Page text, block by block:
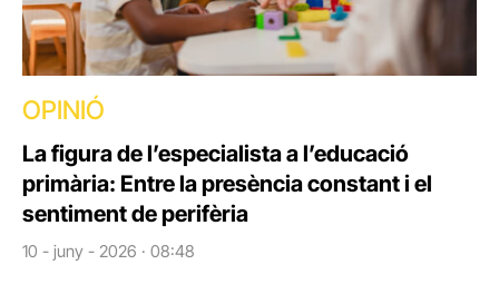
OPINIÓ
La figura de l’especialista a l’educació
primària: Entre la presència constant i el
sentiment de perifèria
10 - juny - 2026 · 08:48